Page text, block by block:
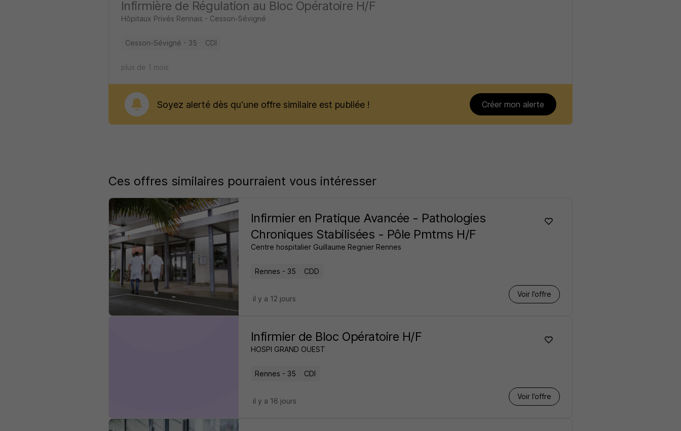
Infirmière de Régulation au Bloc Opératoire H/F
Hôpitaux Privés Rennais - Cesson-Sévigné
Cesson-Sévigné - 35 CDI
plus de 1 mois
Soyez alerté dès qu'une offre similaire est publiée ! Créer mon alerte
Ces offres similaires pourraient vous intéresser
Infirmier en Pratique Avancée - Pathologies
Chroniques Stabilisées - Pôle Pmtms H/F
Centre hospitalier Guillaume Regnier Rennes
Rennes - 35 CDD
Voir l’offre
il y a 12 jours
Infirmier de Bloc Opératoire H/F
HOSPI GRAND OUEST
Rennes - 35 CDI
Voir l’offre
il y a 16 jours